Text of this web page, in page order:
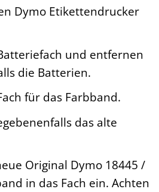
Dymo Etikettendrucker
und entfernen
die Batterien.
für das Farbband.
das alte
Original Dymo 18445 /
in das Fach ein. Achten